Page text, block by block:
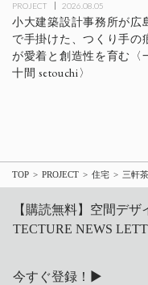
PROJECT 2026.08.05
小大建築設計事務所が広
で手掛けた、つくり手の
が愛着と創造性を育む〈
十間 setouchi〉
TOP PROJECT 住宅
【購読無料】空間デ
TECTURE NEWS
今すぐ登録！▶